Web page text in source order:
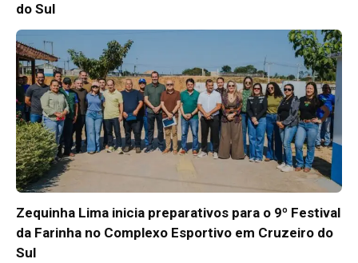
do Sul
Zequinha Lima inicia preparativos para o 9º Festival
da Farinha no Complexo Esportivo em Cruzeiro do
Sul